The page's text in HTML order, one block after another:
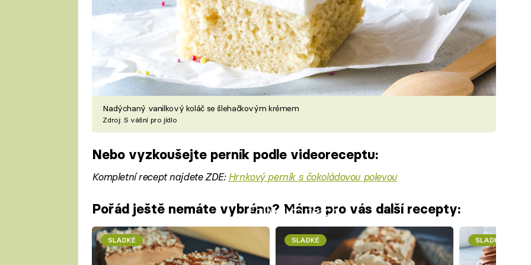
Nadýchaný vanilkový koláč se šlehačkovým krémem
Zdroj: S vášní pro jídlo
Nebo vyzkoušejte perník podle videoreceptu:
Kompletní recept najdete ZDE: Hrnkový perník s čokoládovou polevou
Failed to fetch
Pořád ještě nemáte vybráno? Máme pro vás další recepty:
SLADKÉ SLADKÉ SLADKÉ